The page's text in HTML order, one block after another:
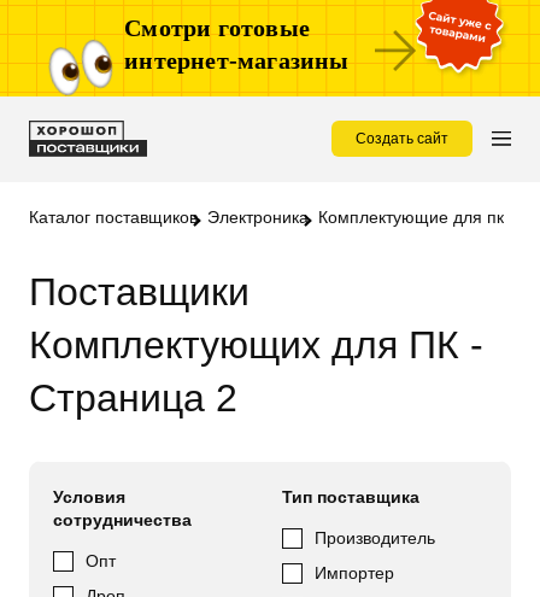
Смотри готовые
интернет-магазины
Создать сайт
Каталог поставщиков Электроника Комплектующие для пк
Поставщики
Комплектующих для ПК -
Страница 2
Условия
сотрудничества
Опт
Тип поставщика
Производитель
Импортер